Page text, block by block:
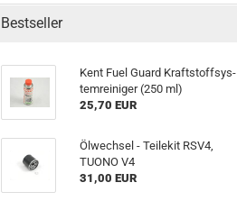
Bestseller
Kent Fuel Guard Kraft­stoff­sys­
tem­rei­ni­ger (250 ml)
25,70 EUR
Öl­wech­sel - Tei­le­kit RSV4,
TUONO V4
31,00 EUR